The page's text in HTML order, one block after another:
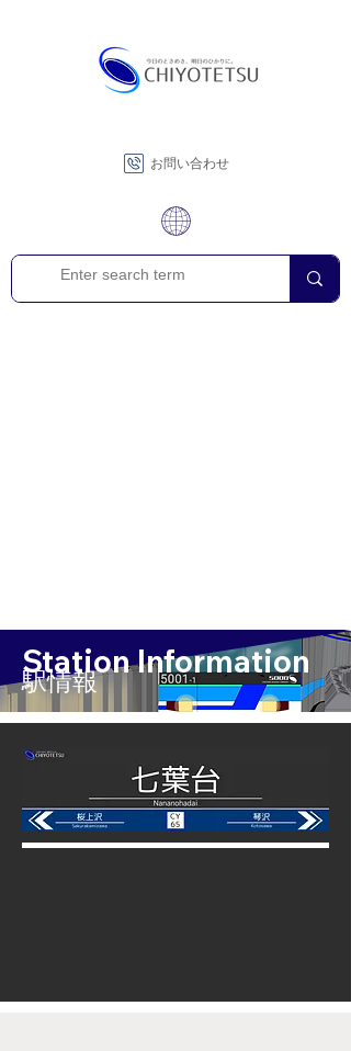
お問い合わせ
Station Information
​駅情報